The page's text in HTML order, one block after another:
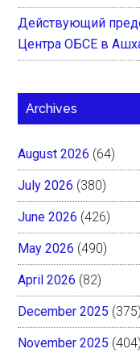
Действующий
Центра ОБСЕ в
Archives
August 2026 (64)
July 2026 (380)
June 2026 (426)
May 2026 (490)
April 2026 (82)
December 2025 (375)
November 2025 (404)